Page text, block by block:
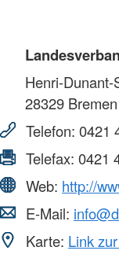
Henri-Dunant-
28329 Bremen
Telefon: 0421
Telefax: 0421
Web: http://
E-Mail:
Karte: Link